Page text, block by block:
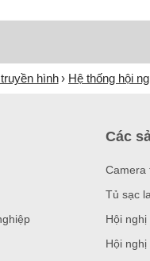
hình Hệ thống hội
Các
Camera
Tủ sạc
Hội
Hội